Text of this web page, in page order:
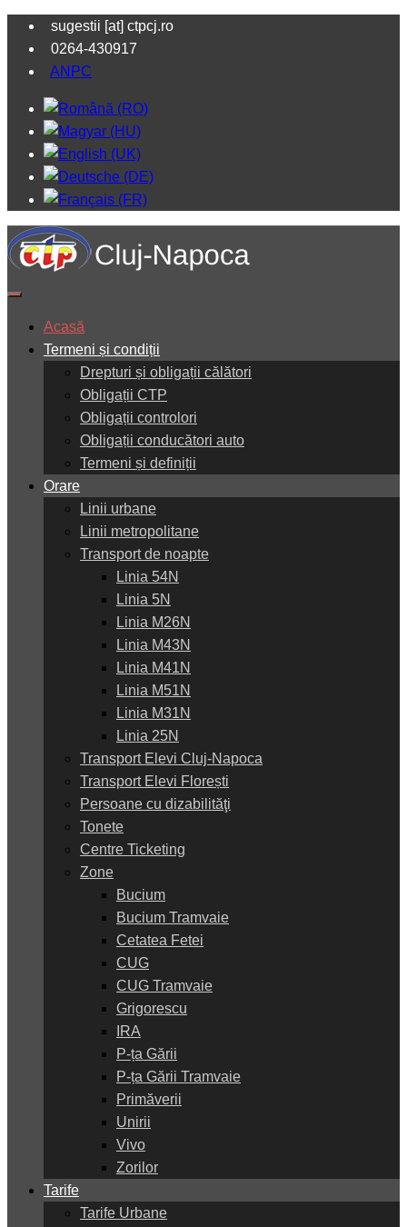
sugestii [at] ctpcj.ro
0264-430917
ANPC
Acasă
Termeni și condiții
Drepturi și obligații călători
Obligații CTP
Obligații controlori
Obligații conducători auto
Termeni și definiții
Orare
Linii urbane
Linii metropolitane
Transport de noapte
Linia 54N
Linia 5N
Linia M26N
Linia M43N
Linia M41N
Linia M51N
Linia M31N
Linia 25N
Transport Elevi Cluj-Napoca
Transport Elevi Florești
Persoane cu dizabilităţi
Tonete
Centre Ticketing
Zone
Bucium
Bucium Tramvaie
Cetatea Fetei
CUG
CUG Tramvaie
Grigorescu
IRA
P-ța Gării
P-ța Gării Tramvaie
Primăverii
Unirii
Vivo
Zorilor
Tarife
Tarife Urbane